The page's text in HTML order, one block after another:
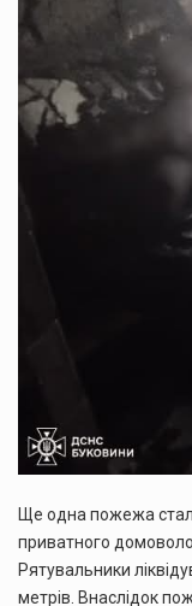
Ще одна пожежа
приватного
Рятувальники
метрів. Внаслідок